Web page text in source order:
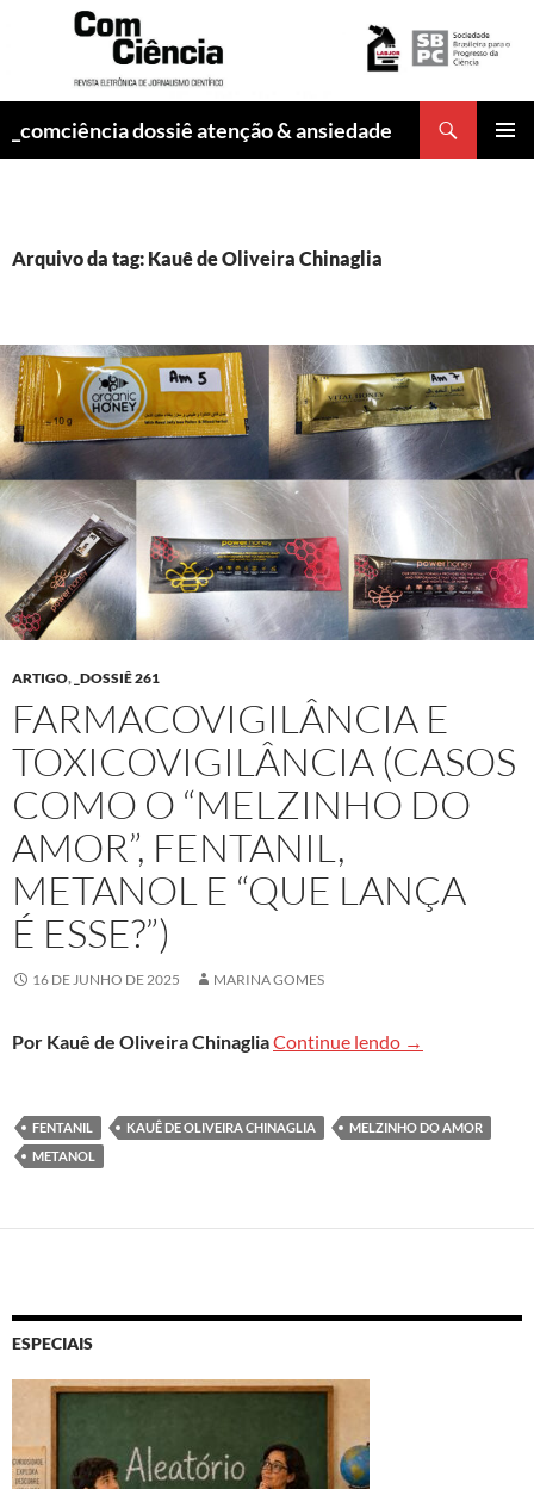
_comciência dossiê atenção & ansiedade
Arquivo da tag: Kauê de Oliveira Chinaglia
ARTIGO, _DOSSIÊ 261
FARMACOVIGILÂNCIA E
TOXICOVIGILÂNCIA (CASOS
COMO O “MELZINHO DO
AMOR”, FENTANIL,
METANOL E “QUE LANÇA
É ESSE?”)
16 DE JUNHO DE 2025 MARINA GOMES
Por Kauê de Oliveira ChinagliaContinue lendo →
FENTANIL KAUÊ DE OLIVEIRA CHINAGLIA
MELZINHO DO AMOR
METANOL
ESPECIAIS